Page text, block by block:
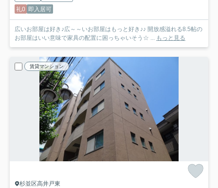
礼0 即入居可
広いお部屋は好き♪広～～いお部屋はもっと好き♪♪ 開放感溢れる8.5帖の
お部屋はいい意味で家具の配置に困っちゃいそう☆ ... もっと見る
賃貸マンション
杉並区高井戸東